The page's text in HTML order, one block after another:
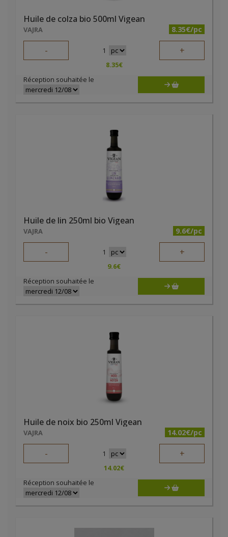
Huile de colza bio 500ml Vigean
VAJRA 8.35€/pc
- 1 +
8.35€
Réception souhaitée le
Huile de lin 250ml bio Vigean
VAJRA 9.6€/pc
- 1 +
9.6€
Réception souhaitée le
Huile de noix bio 250ml Vigean
VAJRA 14.02€/pc
- 1 +
14.02€
Réception souhaitée le